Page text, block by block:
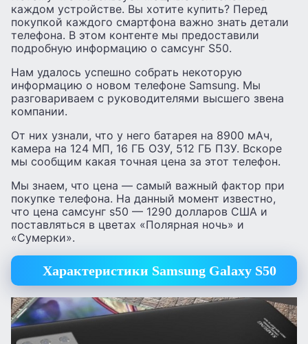
каждом устройстве. Вы хотите купить? Перед
покупкой каждого смартфона важно знать детали
телефона. В этом контенте мы предоставили
подробную информацию о самсунг S50.
Нам удалось успешно собрать некоторую
информацию о новом телефоне Samsung. Мы
разговариваем с руководителями высшего звена
компании.
От них узнали, что у него батарея на 8900 мАч,
камера на 124 МП, 16 ГБ ОЗУ, 512 ГБ ПЗУ. Вскоре
мы сообщим какая точная цена за этот телефон.
Мы знаем, что цена — самый важный фактор при
покупке телефона. На данный момент известно,
что цена самсунг s50 — 1290 долларов США и
поставляться в цветах «Полярная ночь» и
«Сумерки».
Характеристики Samsung Galaxy S50